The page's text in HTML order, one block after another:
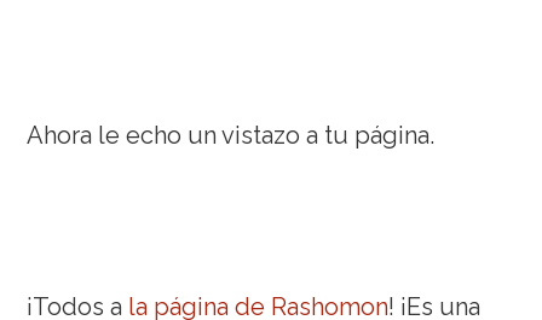
Ahora le echo un vistazo a tu página.
¡Todos a la página de Rashomon! ¡Es una